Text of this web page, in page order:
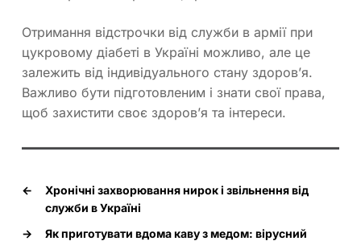
Отримання відстрочки від служби в армії при
цукровому діабеті в Україні можливо, але це
залежить від індивідуального стану здоров’я.
Важливо бути підготовленим і знати свої права,
щоб захистити своє здоров’я та інтереси.
←
Хронічні захворювання нирок і звільнення від
служби в Україні
→
Як приготувати вдома каву з медом: вірусний